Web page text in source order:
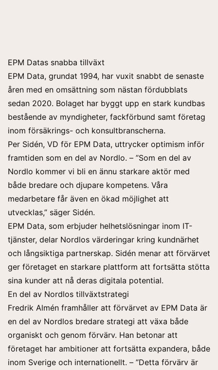
EPM Datas snabba tillväxt
EPM Data, grundat 1994, har vuxit snabbt de senaste
åren med en omsättning som nästan fördubblats
sedan 2020. Bolaget har byggt upp en stark kundbas
bestående av myndigheter, fackförbund samt företag
inom försäkrings- och konsultbranscherna.
Per Sidén, VD för EPM Data, uttrycker optimism inför
framtiden som en del av Nordlo. – ”Som en del av
Nordlo kommer vi bli en ännu starkare aktör med
både bredare och djupare kompetens. Våra
medarbetare får även en ökad möjlighet att
utvecklas,” säger Sidén.
EPM Data, som erbjuder helhetslösningar inom IT-
tjänster, delar Nordlos värderingar kring kundnärhet
och långsiktiga partnerskap. Sidén menar att förvärvet
ger företaget en starkare plattform att fortsätta stötta
sina kunder att nå deras digitala potential.
En del av Nordlos tillväxtstrategi
Fredrik Almén framhåller att förvärvet av EPM Data är
en del av Nordlos bredare strategi att växa både
organiskt och genom förvärv. Han betonar att
företaget har ambitioner att fortsätta expandera, både
inom Sverige och internationellt. – ”Detta förvärv är